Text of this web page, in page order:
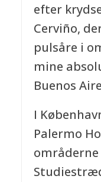
efter
Cerviño,
pulsåre i
mine
Buenos
I
Palermo